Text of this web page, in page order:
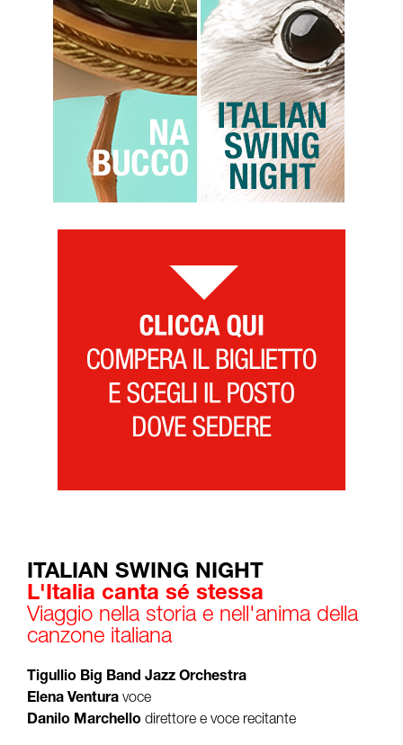
ITALIAN SWING NIGHT
L'Italia canta sé stessa
Viaggio nella storia e nell'anima della
canzone italiana
Tigullio Big Band Jazz Orchestra
Elena Ventura voce
Danilo Marchello direttore e voce recitante